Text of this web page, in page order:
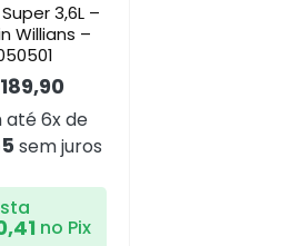
3,6L –
Willians –
189,90
até 6x de
sem juros
no Pix